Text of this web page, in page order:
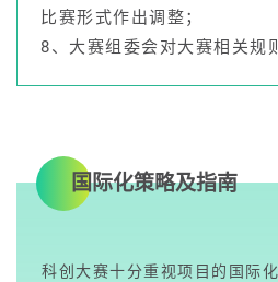
比赛形式作出调整；
8、大赛组委会对大赛相关规
国际化策略及指南
科创大赛十分重视项目的国际